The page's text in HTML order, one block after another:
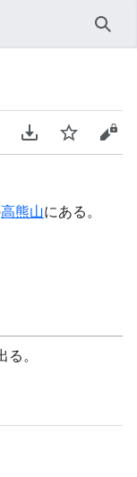
検索
PDFをダウンロ
ウォッチソ
高熊山にある。
。